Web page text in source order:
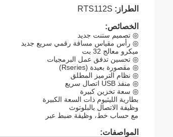
الطراز: RTS112S
الخصائص:
◎ تصميم ستنت جديد
◎ رأس مقياس مسافة رقمي سريع جديد
ميكرو معالج 32 بت
◎ تحسين تدفق عمل البرمجيات
◎ مقصورة بعيدة (Rseries)
◎ نظام الترميز المطلق
◎ منفذ USB اتصال سريع
◎ سعة تخزين كبيرة
بطارية الليثيوم ذات السعة الكبيرة
وظيفة الاتصال بالبلوتوث
مع حساب خط، وظيفة ضبط عبر
المواصفات: